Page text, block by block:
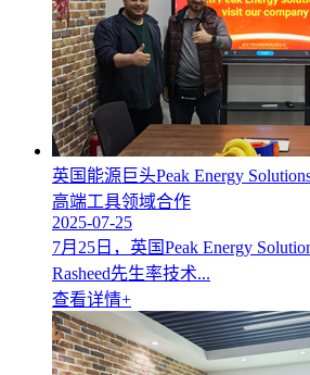
英国能源巨头Peak Energy
高端工具领域合作
2025-07-25
7月25日，英国Peak Energy
Rasheed先生率技术...
查看详情+